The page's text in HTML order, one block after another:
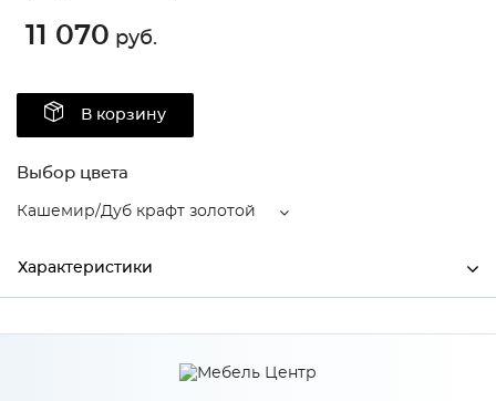
11 070 руб.
В корзину
Выбор цвета
Кашемир/Дуб крафт золотой
Характеристики
Ширина 800
2200